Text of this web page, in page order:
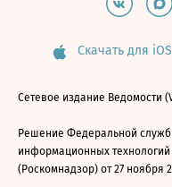
Скачать для iOS
Сетевое издание Ведомости
Решение Федеральной
информационных
(Роскомнадзор) от 27 ноября